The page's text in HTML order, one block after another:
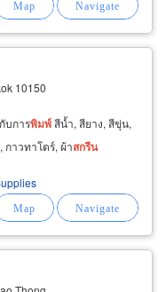
10150
บการพิมพ์สีน้ำ, สียาง, สีขุ่น,
าวทาโตร์, ผ้าสกรีน